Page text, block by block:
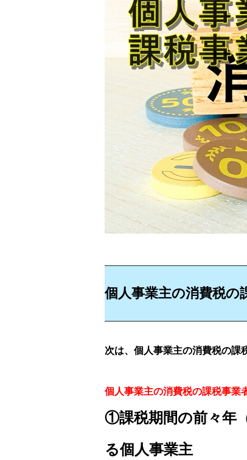
個人事業主の消費税の
次は、個人事業主の消費税の課
個人事業主の消費税の課税事業
①課税期間の前々年
る個人事業主